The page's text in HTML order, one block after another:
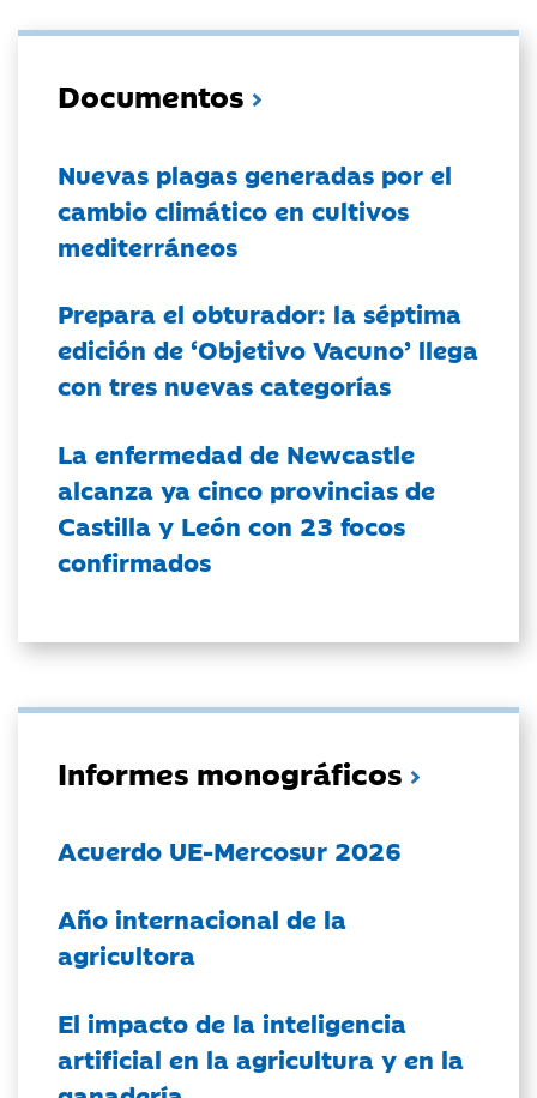
Documentos
Nuevas plagas generadas por el
cambio climático en cultivos
mediterráneos
Prepara el obturador: la séptima
edición de ‘Objetivo Vacuno’ llega
con tres nuevas categorías
La enfermedad de Newcastle
alcanza ya cinco provincias de
Castilla y León con 23 focos
confirmados
Informes monográficos
Acuerdo UE-Mercosur 2026
Año internacional de la
agricultora
El impacto de la inteligencia
artificial en la agricultura y en la